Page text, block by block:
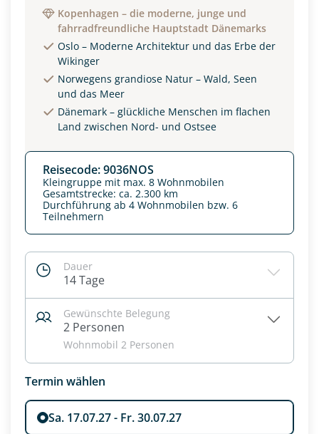
Kopenhagen – die moderne, junge und
fahrradfreundliche Hauptstadt Dänemarks
Oslo – Moderne Architektur und das Erbe der
Wikinger
Norwegens grandiose Natur – Wald, Seen
und das Meer
Dänemark – glückliche Menschen im flachen
Land zwischen Nord- und Ostsee
Reisecode: 9036NOS
Kleingruppe mit max. 8 Wohnmobilen
Gesamtstrecke: ca. 2.300 km
Durchführung ab 4 Wohnmobilen bzw. 6
Teilnehmern
Dauer
14 Tage
Gewünschte Belegung
2 Personen
Wohnmobil 2 Personen
Termin wählen
Sa. 17.07.27 - Fr. 30.07.27